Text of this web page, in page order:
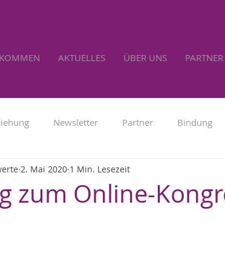
AKTUELLES ÜBER UNS PARTNER
Newsletter Partner Bindung
Familienpolitik Werbung
zum Online-
2. Mai 2020 1 Min. Lesezeit